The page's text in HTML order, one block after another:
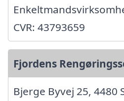
CVR: 43793659
Fjordens
Bjerge Byvej 25, 4480